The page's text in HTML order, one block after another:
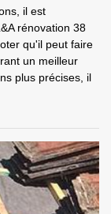
il est
rénovation 38
qu'il peut faire
un meilleur
plus précises, il